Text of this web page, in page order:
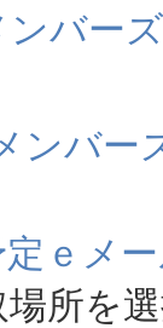
ンバーズ
ンバー
定ｅメ
場所を